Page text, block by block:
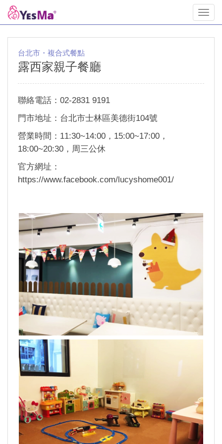
台北市・複合式餐點
露西家親子餐廳
聯絡電話：02-2831 9191
門市地址：台北市士林區美德街104號
營業時間：11:30~14:00，15:00~17:00，
18:00~20:30，周三公休
官方網址：
https://www.facebook.com/lucyshome001/